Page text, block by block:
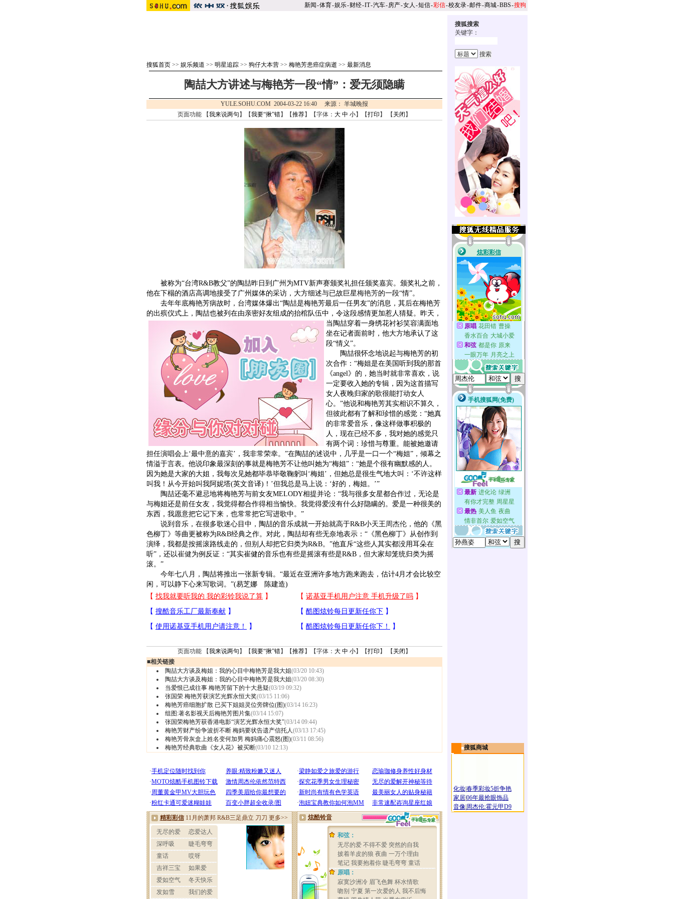
新闻-体育-娱乐-财经-IT-汽车-房产-女人 -短信-彩信-校友录-邮件-商城-BBS-搜狗
搜狐首页 >> 娱乐频道 >> 明星追踪 >> 狗仔大本营 >> 梅艳芳患癌症病逝 >> 最新消息
陶喆大方讲述与梅艳芳一段“情”：爱无须隐瞒
YULE.SOHU.COM 2004-03-22 16:40 来源： 羊城晚报
页面功能 【我来说两句 】【我要“揪”错】【推荐】【字体： 大 中 小】【打印 】 【 关闭 】
被称为“台湾R&B教父”的陶喆昨日到广州为MTV新声赛颁奖礼担任颁奖嘉宾。颁奖礼之前，
他在下榻的酒店高调地接受了广州媒体的采访，大方细述与已故巨星梅艳芳的一段“情”。
去年年底梅艳芳病故时，台湾媒体爆出“陶喆是梅艳芳最后一任男友”的消息，其后在梅艳芳
的出殡仪式上，陶喆也被列在由亲密好友组成的抬棺队伍中，令这段感情更加惹人猜疑。昨天，
当陶喆穿着一身绣花衬衫笑容满面地
坐在记者面前时，他大方地承认了这
段“情义”。
陶喆很怀念地说起与梅艳芳的初
次合作：“梅姐是在美国听到我的那首
《angel》的，她当时就非常喜欢，说
一定要收入她的专辑，因为这首描写
女人夜晚归家的歌很能打动女人
心。”他说和梅艳芳其实相识不算久，
但彼此都有了解和珍惜的感觉：“她真
的非常爱音乐，像这样做事积极的
人，现在已经不多，我对她的感觉只
有两个词：珍惜与尊重。能被她邀请
担任演唱会上‘最中意的嘉宾’，我非常荣幸。”在陶喆的述说中，几乎是一口一个“梅姐”，倾幕之
情溢于言表。他说印象最深刻的事就是梅艳芳不让他叫她为“梅姐”：“她是个很有幽默感的人。
因为她是大家的大姐，我每次见她都毕恭毕敬鞠躬叫‘梅姐’，但她总是很生气地大叫：‘不许这样
叫我！从今开始叫我阿妮塔(英文音译)！’但我总是马上说：‘好的，梅姐。’”
陶喆还毫不避忌地将梅艳芳与前女友MELODY相提并论：“我与很多女星都合作过，无论是
与梅姐还是前任女友，我觉得都合作得相当愉快。我觉得爱没有什么好隐瞒的。爱是一种很美的
东西，我愿意把它记下来，也常常把它写进歌中。”
说到音乐，在很多歌迷心目中，陶喆的音乐成就一开始就高于R&B小天王周杰伦 ，他的《黑
色柳丁》等曲更被称为R&B经典之作。对此，陶喆却有些无奈地表示：“《黑色柳丁》从创作到
演绎，我都是按摇滚路线走的，但别人却把它归类为R&B。”他直斥“这些人其实都没用耳朵在
听”，还以崔健为例反证：“其实崔健的音乐也有些是摇滚有些是R&B，但大家却笼统归类为摇
滚。”
今年七八月，陶喆将推出一张新专辑。“最近在亚洲许多地方跑来跑去，估计4月才会比较空
闲，可以静下心来写歌词。”(易芝娜 陈建造)
页面功能 【我来说两句 】【我要“揪”错】【推荐】【字体： 大 中 小】【打印 】 【 关闭 】
■相关链接
陶喆大方谈及梅姐：我的心目中梅艳芳是我大姐(03/20 10:43)
陶喆大方谈及梅姐：我的心目中梅艳芳是我大姐(03/20 08:30)
当爱恨已成往事 梅艳芳留下的十大悬疑(03/19 09:32)
张国荣 梅艳芳获演艺光辉永恒大奖(03/15 11:06)
梅艳芳癌细胞扩散 已买下姐姐灵位旁牌位(图)(03/14 16:23)
组图:著名影视天后梅艳芳图片集(03/14 15:07)
张国荣梅艳芳获香港电影“演艺光辉永恒大奖”(03/14 09:44)
梅艳芳财产纷争波折不断 梅妈要状告遗产信托人(03/13 17:45)
梅艳芳骨灰盒上姓名变何加男 梅妈痛心震怒(图)(03/11 08:56)
梅艳芳经典歌曲《女人花》被买断(03/10 12:13)
搜狐搜索
关键字：
搜狐商城
化妆春季彩妆5折争艳
家居06年最抢眼饰品
音像 周杰伦:霍元甲D9